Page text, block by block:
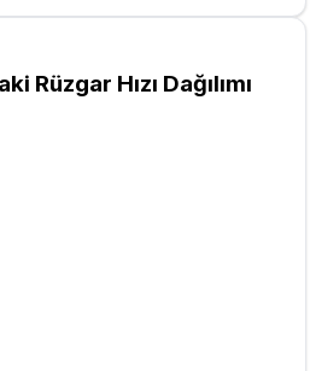
Rüzgar Hızı Dağılımı